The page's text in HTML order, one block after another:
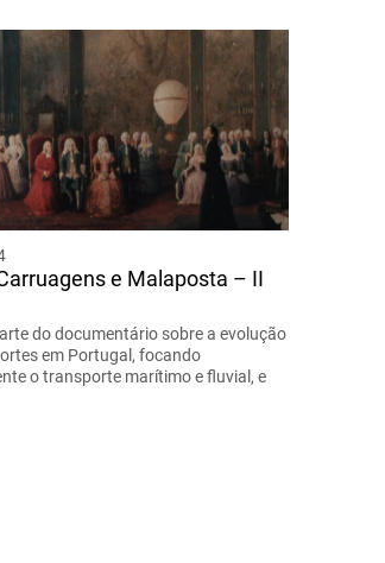
e Malaposta – II
do documentário sobre a evolução
em Portugal, focando
o transporte marítimo e fluvial, e